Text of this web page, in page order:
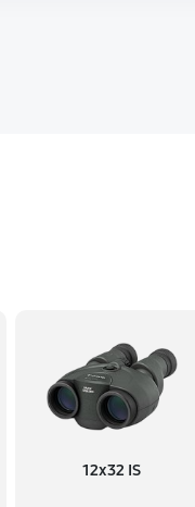
12x32 IS